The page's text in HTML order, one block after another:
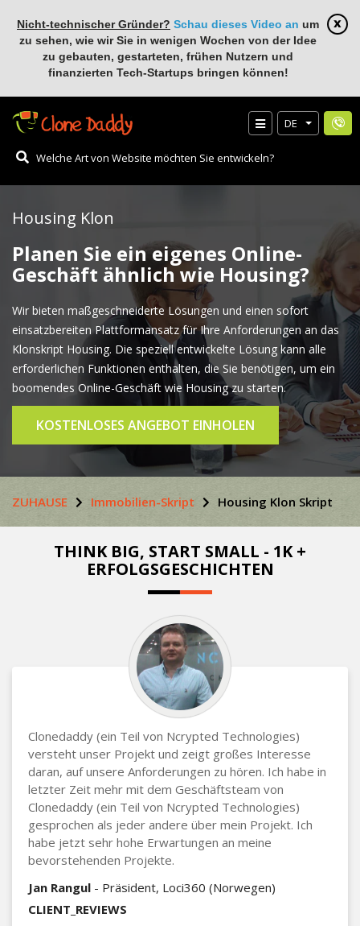
Nicht-technischer Gründer? Schau dieses Video an um
zu sehen, wie wir Sie in wenigen Wochen von der Idee
zu gebauten, gestarteten, frühen Nutzern und
finanzierten Tech-Startups bringen können!
DE
Housing Klon
Planen Sie ein eigenes Online-
Geschäft ähnlich wie Housing?
Wir bieten maßgeschneiderte Lösungen und einen sofort
einsatzbereiten Plattformansatz für Ihre Anforderungen an das
Klonskript Housing. Die speziell entwickelte Lösung kann alle
erforderlichen Funktionen enthalten, die Sie benötigen, um ein
boomendes Online-Geschäft wie Housing zu starten.
KOSTENLOSES ANGEBOT EINHOLEN
ZUHAUSE Immobilien-Skript Housing Klon Skript
THINK BIG, START SMALL - 1K +
ERFOLGSGESCHICHTEN
Clonedaddy (ein Teil von Ncrypted Technologies)
versteht unser Projekt und zeigt großes Interesse
daran, auf unsere Anforderungen zu hören. Ich habe in
letzter Zeit mehr mit dem Geschäftsteam von
Clonedaddy (ein Teil von Ncrypted Technologies)
gesprochen als jeder andere über mein Projekt. Ich
habe jetzt sehr hohe Erwartungen an meine
bevorstehenden Projekte.
Jan Rangul - Präsident, Loci360 (Norwegen)
CLIENT_REVIEWS